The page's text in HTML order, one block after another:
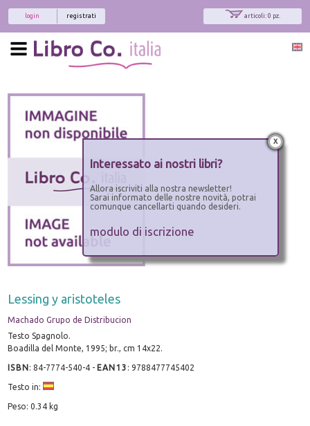
articoli: 0 pz.
registrati
login
Lessing y aristoteles
Machado Grupo de Distribucion
Testo Spagnolo.
Boadilla del Monte, 1995; br., cm 14x22.
ISBN:84-7774-540-4 - EAN13 :9788477745402
Testo in:
Peso: 0.34 kg
x
Interessato ai nostri libri?
Allora iscriviti alla nostra newsletter!
Sarai informato delle nostre novità, potrai
comunque cancellarti quando desideri.
modulo di iscrizione